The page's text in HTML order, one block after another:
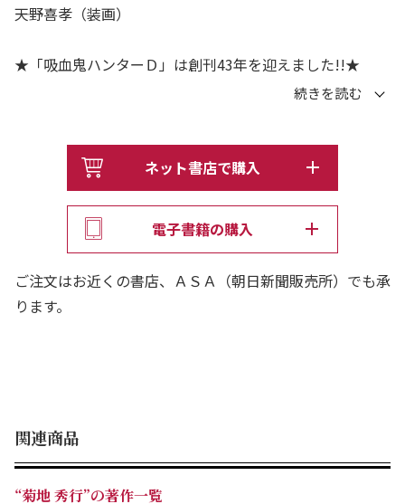
――天野喜孝（装画）
★「吸血鬼ハンターＤ」は創刊43年を迎えました!!★
殺戮を繰り返すデルボーら6人の貴族が、
かつて、支配者のラージェイカーを滅ぼした町
――シューマッソーに集まってきていた。
彼女の能力を知りその故郷へ送り届けることに……。
＊＊＊＊＊
ネット書店で購入
電子書籍の購入
ご注文はお近くの書店、ＡＳＡ（朝日新聞販売所）でも承
ります。
関連商品
“菊地 秀行”の著作一覧